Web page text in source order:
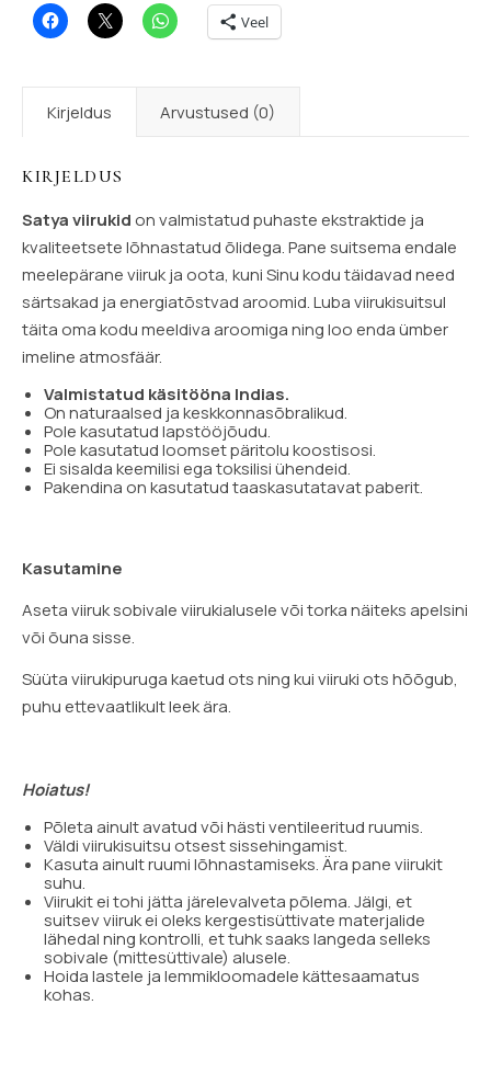
Veel
Kirjeldus Arvustused (0)
KIRJELDUS
Satya viirukid on valmistatud puhaste ekstraktide ja
kvaliteetsete lõhnastatud õlidega. Pane suitsema endale
meelepärane viiruk ja oota, kuni Sinu kodu täidavad need
särtsakad ja energiatõstvad aroomid. Luba viirukisuitsul
täita oma kodu meeldiva aroomiga ning loo enda ümber
imeline atmosfäär.
Valmistatud käsitööna Indias.
On naturaalsed ja keskkonnasõbralikud.
Pole kasutatud lapstööjõudu.
Pole kasutatud loomset päritolu koostisosi.
Ei sisalda keemilisi ega toksilisi ühendeid.
Pakendina on kasutatud taaskasutatavat paberit.
Kasutamine
Aseta viiruk sobivale viirukialusele või torka näiteks apelsini
või õuna sisse.
Süüta viirukipuruga kaetud ots ning kui viiruki ots hõõgub,
puhu ettevaatlikult leek ära.
Hoiatus!
Põleta ainult avatud või hästi ventileeritud ruumis.
Väldi viirukisuitsu otsest sissehingamist.
Kasuta ainult ruumi lõhnastamiseks. Ära pane viirukit
suhu.
Viirukit ei tohi jätta järelevalveta põlema. Jälgi, et
suitsev viiruk ei oleks kergestisüttivate materjalide
lähedal ning kontrolli, et tuhk saaks langeda selleks
sobivale (mittesüttivale) alusele.
Hoida lastele ja lemmikloomadele kättesaamatus
kohas.